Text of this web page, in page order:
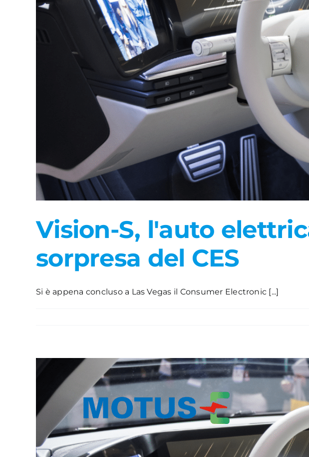
Vision-S, l'auto
sorpresa del CES
Si è appena concluso a Las Vegas il Consumer Electronic [...]